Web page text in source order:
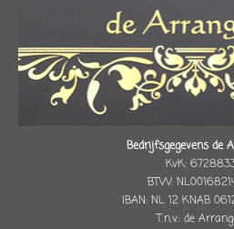
Bedrijfsgegevens de
KvK:
BTW:
IBAN: NL 12 KNAB
T.n.v.: de